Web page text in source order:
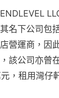
名下公司包
營運商，因
該公司亦曾
，租用灣仔